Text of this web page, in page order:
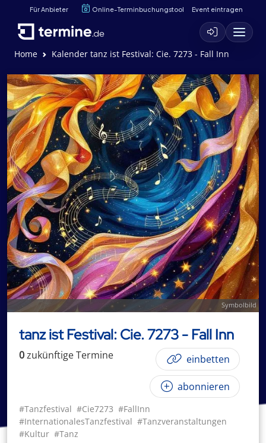
Für Anbieter Online-Terminbuchungstool Event eintragen
Home Kalender tanz ist Festival: Cie. 7273 - Fall Inn
Symbolbild
tanz ist Festival: Cie. 7273 - Fall Inn
0zukünftigeTermine einbetten
abonnieren
#Tanzfestival #Cie7273 #FallInn
#InternationalesTanzfestival #Tanzveranstaltungen
#Kultur #Tanz